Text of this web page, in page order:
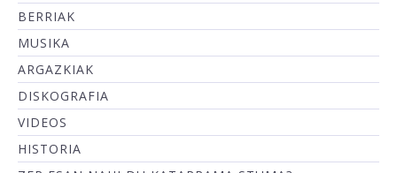
BERRIAK
MUSIKA
ARGAZKIAK
DISKOGRAFIA
VIDEOS
HISTORIA